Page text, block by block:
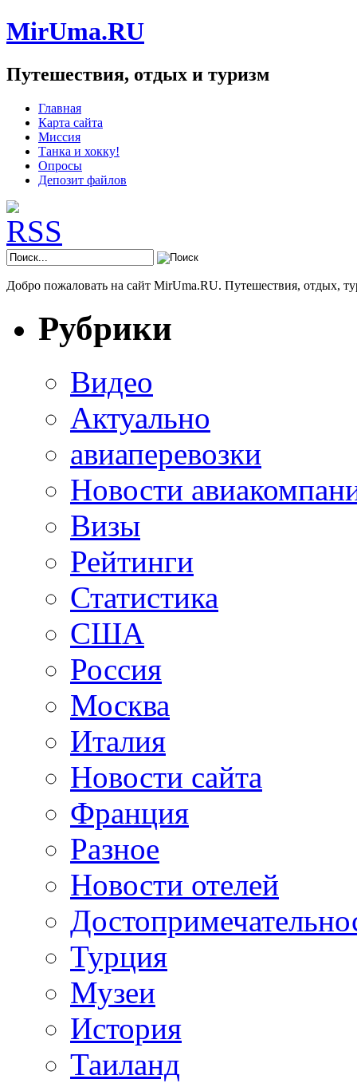
MirUma.RU
Путешествия, отдых и туризм
Главная
Карта сайта
Миссия
Танка и хокку!
Опросы
Депозит файлов
Добро пожаловать на сайт MirUma.RU. Путешествия, отдых,
Рубрики
Видео
Актуально
авиаперевозки
Новости
Визы
Рейтинги
Статистика
США
Россия
Москва
Италия
Новости сайта
Франция
Разное
Новости отелей
Турция
Музеи
История
Таиланд